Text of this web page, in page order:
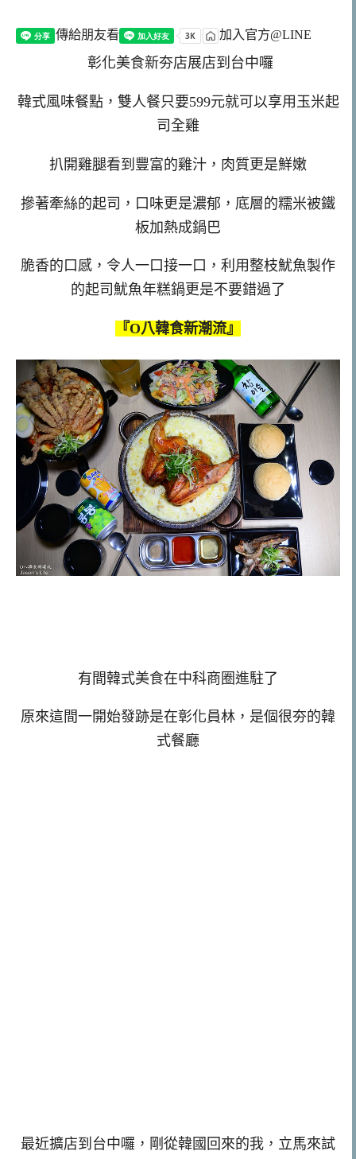
傳給朋友看 加入官方@LINE
彰化美食新夯店展店到台中囉
韓式風味餐點，雙人餐只要599元就可以享用玉米起
司全雞
扒開雞腿看到豐富的雞汁，肉質更是鮮嫩
摻著牽絲的起司，口味更是濃郁，底層的糯米被鐵
板加熱成鍋巴
脆香的口感，令人一口接一口，利用整枝魷魚製作
的起司魷魚年糕鍋更是不要錯過了
『O八韓食新潮流』
有間韓式美食在中科商圈進駐了
原來這間一開始發跡是在彰化員林，是個很夯的韓
式餐廳
最近擴店到台中囉，剛從韓國回來的我，立馬來試